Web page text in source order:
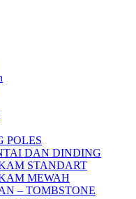
POLES
DAN DINDING
STANDART
MEWAH
– TOMBSTONE